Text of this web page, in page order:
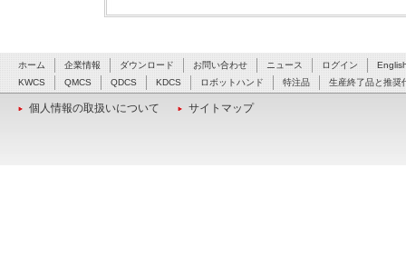
ホーム 企業情報 ダウンロード お問い合わせ ニュース ログイン
KWCS
QMCS QDCS KDCS ロボットハンド 特注品 生産終了品と推奨
個人情報の取扱いについて サイトマップ